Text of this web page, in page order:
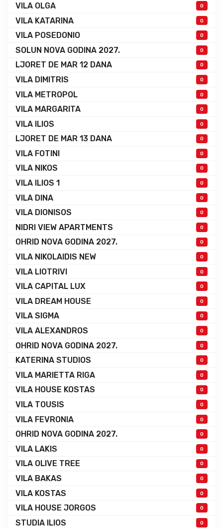
VILA OLGA 0
VILA KATARINA 0
VILA POSEDONIO 0
SOLUN NOVA GODINA 2027. 0
LJORET DE MAR 12 DANA 0
VILA DIMITRIS 0
VILA METROPOL 0
VILA MARGARITA 0
VILA ILIOS 0
LJORET DE MAR 13 DANA 0
VILA FOTINI 0
VILA NIKOS 0
VILA ILIOS 1 0
VILA DINA 0
VILA DIONISOS 0
NIDRI VIEW APARTMENTS 0
OHRID NOVA GODINA 2027. 0
VILA NIKOLAIDIS NEW 0
VILA LIOTRIVI 0
VILA CAPITAL LUX 0
VILA DREAM HOUSE 0
VILA SIGMA 0
VILA ALEXANDROS 0
OHRID NOVA GODINA 2027. 0
KATERINA STUDIOS 0
VILA MARIETTA RIGA 0
VILA HOUSE KOSTAS 0
VILA TOUSIS 0
VILA FEVRONIA 0
OHRID NOVA GODINA 2027. 0
VILA LAKIS 0
VILA OLIVE TREE 0
VILA BAKAS 0
VILA KOSTAS 0
VILA HOUSE JORGOS 0
STUDIA ILIOS 0